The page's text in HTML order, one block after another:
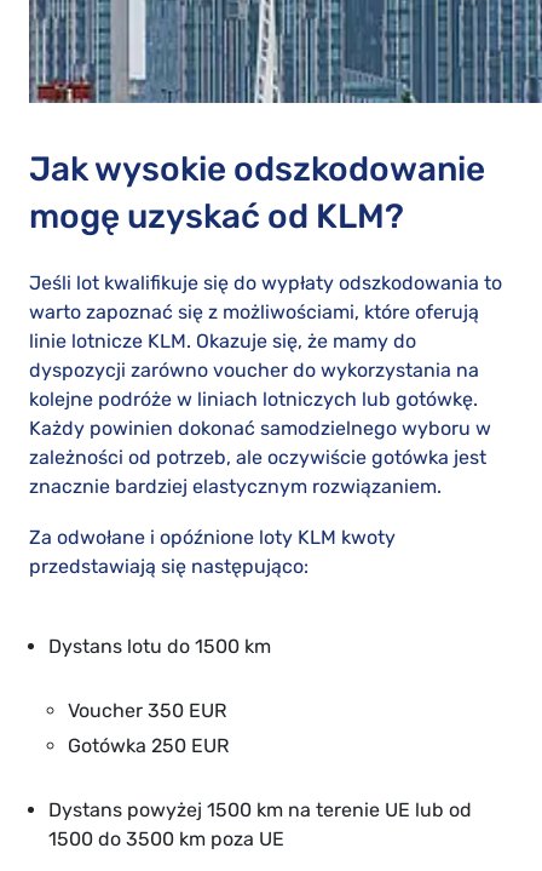
Jak wysokie odszkodowanie
mogę uzyskać od KLM?
Jeśli lot kwalifikuje się do wypłaty odszkodowania to
warto zapoznać się z możliwościami, które oferują
linie lotnicze KLM. Okazuje się, że mamy do
dyspozycji zarówno voucher do wykorzystania na
kolejne podróże w liniach lotniczych lub gotówkę.
Każdy powinien dokonać samodzielnego wyboru w
zależności od potrzeb, ale oczywiście gotówka jest
znacznie bardziej elastycznym rozwiązaniem.
Za odwołane i opóźnione loty KLM kwoty
przedstawiają się następująco:
Dystans lotu do 1500 km
Voucher 350 EUR
Gotówka 250 EUR
Dystans powyżej 1500 km na terenie UE lub od
1500 do 3500 km poza UE